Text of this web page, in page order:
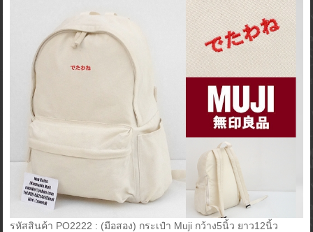
รหัสสินค้า PO2222 : (มือสอง) กระเป๋า Muji กว้าง5นิ้ว ยาว12นิ้ว